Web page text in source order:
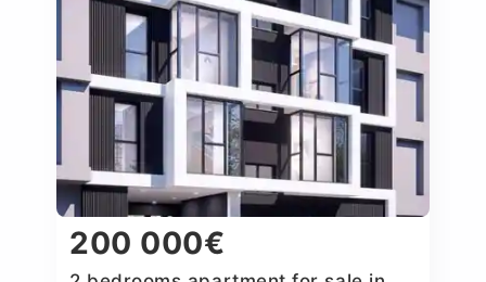
200 000€